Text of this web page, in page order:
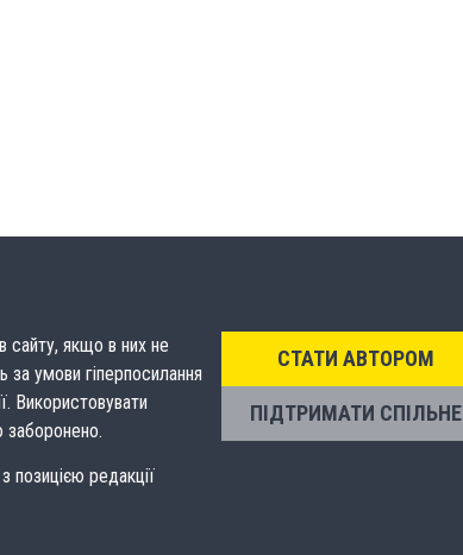
сайту, якщо в них не
умови гіперпосилання
Використовувати
позицією редакції
СТАТИ АВТОРОМ
ПІДТРИМАТИ СПІЛЬНЕ